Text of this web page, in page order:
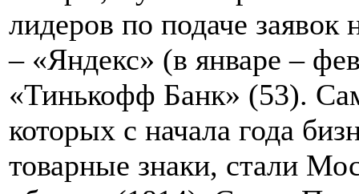
лидеров по подаче заявок
– «Яндекс» (в январе –
«Тинькофф Банк» (53).
которых с начала года
товарные знаки, стали